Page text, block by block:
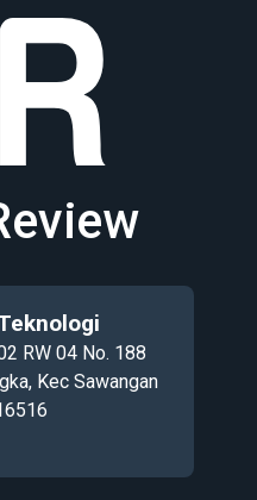
RW 04 No. 188
Kec Sawangan